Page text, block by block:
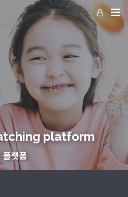
platform
플랫폼